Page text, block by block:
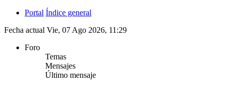
Portal Índice general
Fecha actual Vie, 07 Ago 2026, 11:29
Foro
Temas
Mensajes
Último mensaje